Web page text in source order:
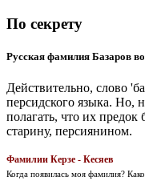
По секрету
Русская фамилия Базаров
Действительно, слово
персидского языка. Но,
полагать, что их
старину, персиянином.
Фамилии Керзе - Кесяев
Когда появилась моя фамилия?